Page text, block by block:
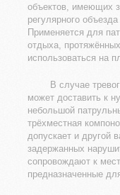
объектов, имеющих
регулярного
Применяется для
отдыха,
использоваться на
В случае тревоги
может доставить к
небольшой
трёхместная
допускает и другой
задержанных
сопровождают к
предназначенные